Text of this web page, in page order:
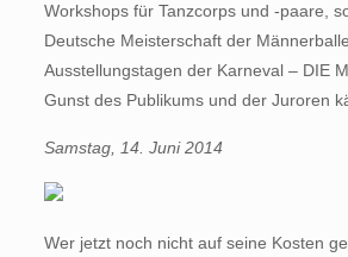
Workshops für Tanzcorps und -paare,
Deutsche Meisterschaft der
Ausstellungstagen der Karneval – DIE
Gunst des Publikums und der Juroren
Samstag, 14. Juni 2014
Wer jetzt noch nicht auf seine Kosten